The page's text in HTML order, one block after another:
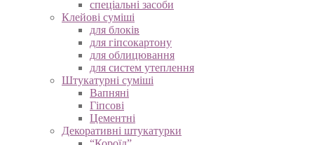
спеціальні засоби
Клейові суміші
для блоків
для гіпсокартону
для облицювання
для систем утеплення
Штукатурні суміші
Вапняні
Гіпсові
Цементні
Декоративні штукатурки